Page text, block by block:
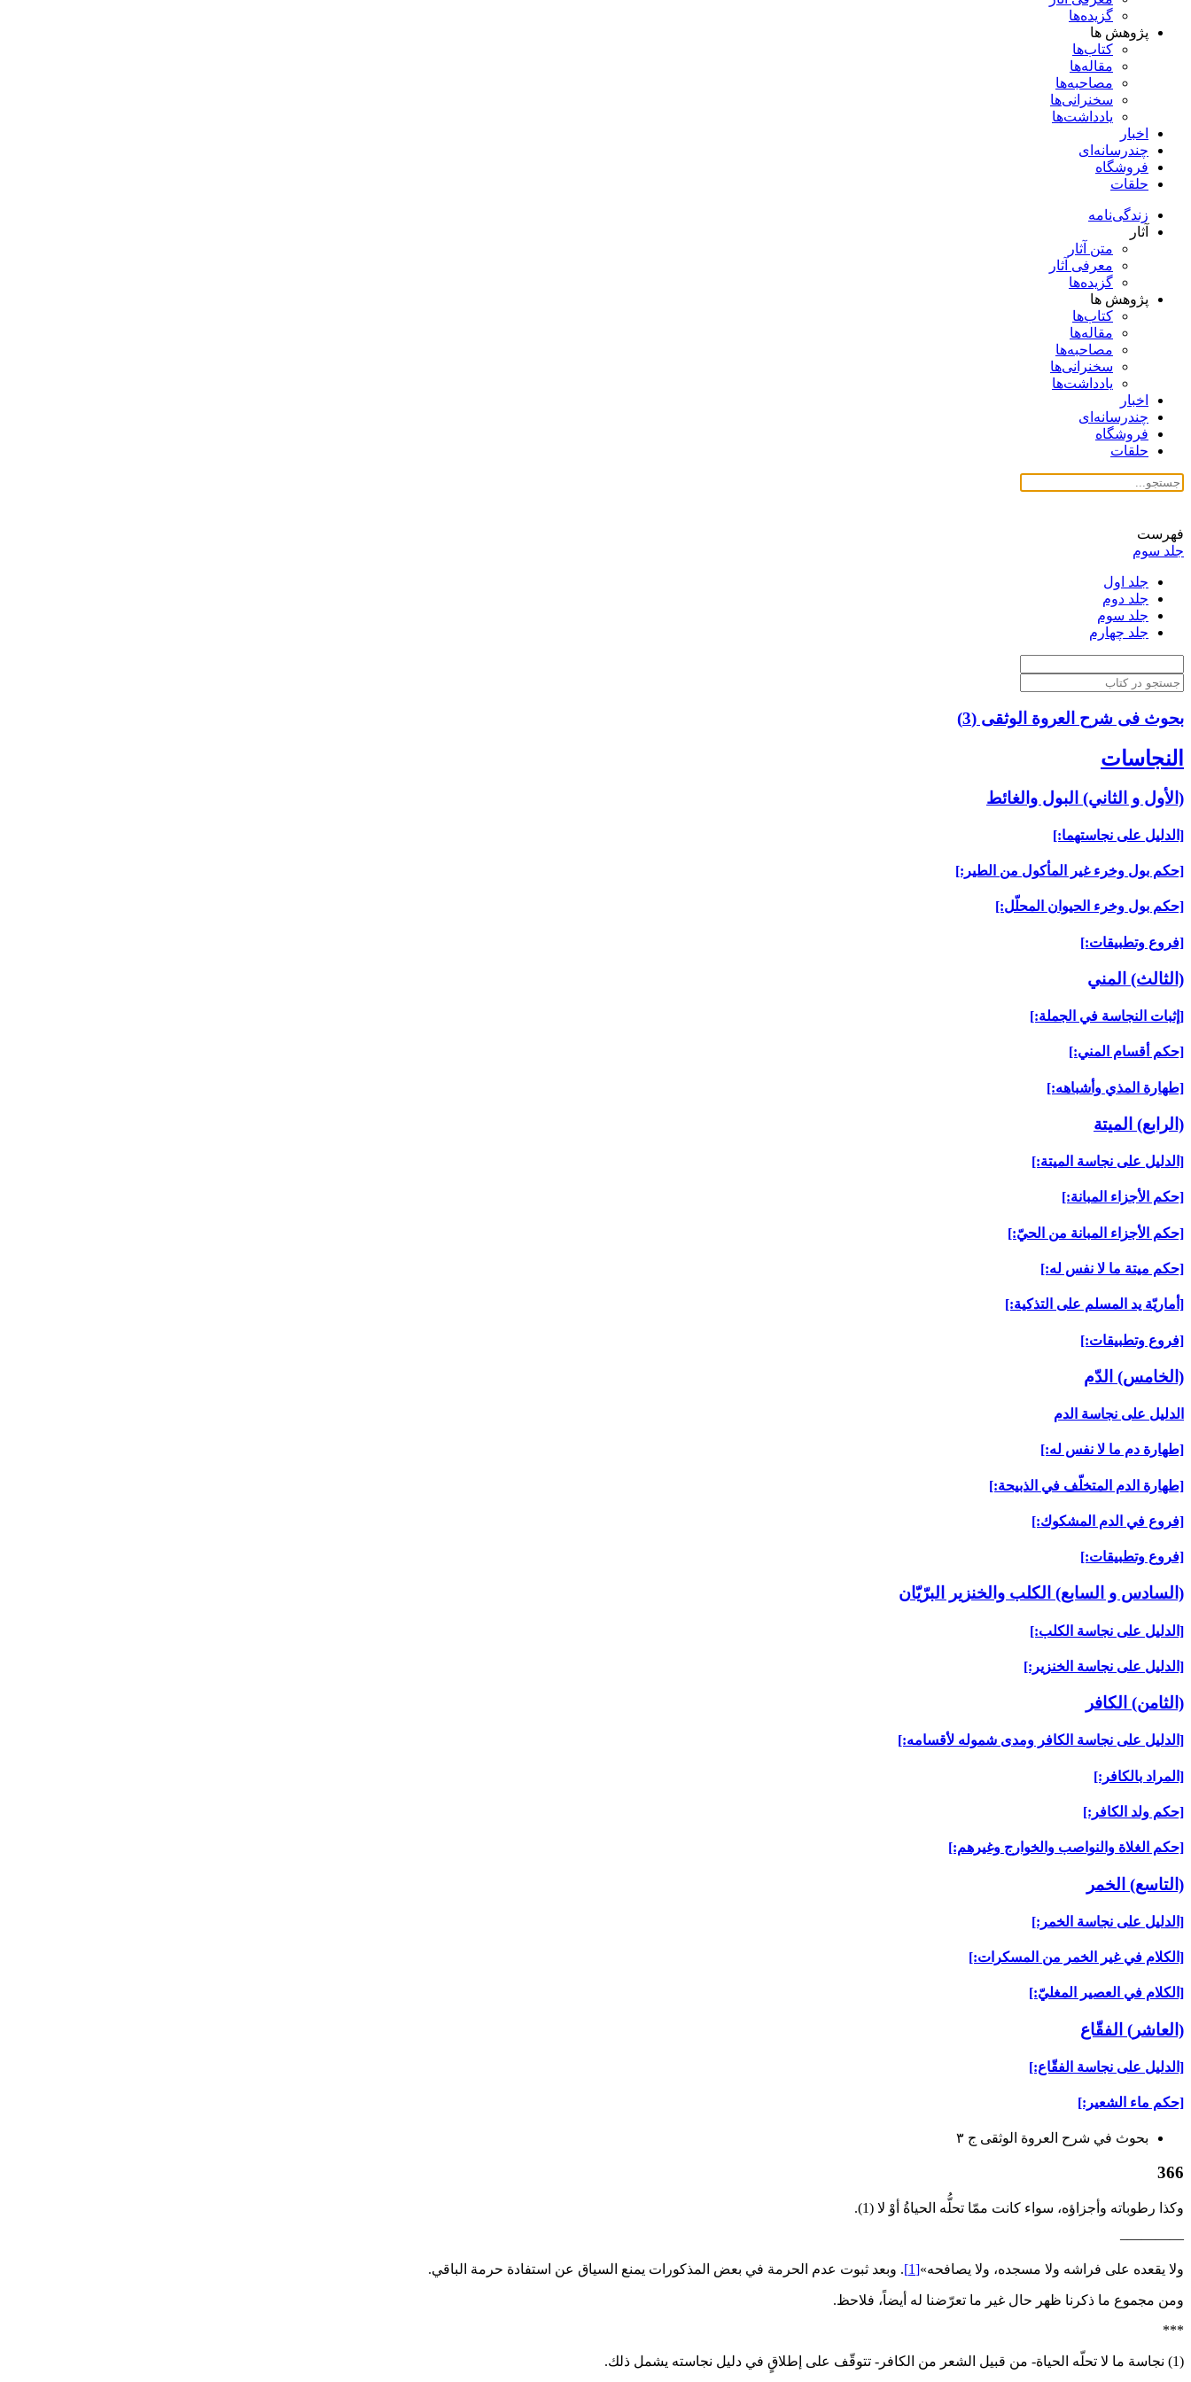
گزیده‌ها
پژوهش ها
کتاب‌ها
مقاله‌ها
مصاحبه‌ها
سخنرانی‌ها
یادداشت‌ها
اخبار
چندرسانه‌ای
فروشگاه
حلقات
زندگی‌نامه
آثار
متن آثار
معرفی آثار
گزیده‌ها
پژوهش ها
کتاب‌ها
مقاله‌ها
مصاحبه‌ها
سخنرانی‌ها
یادداشت‌ها
اخبار
چندرسانه‌ای
فروشگاه
حلقات
فهرست
جلد سوم
جلد اول
جلد دوم
جلد سوم
جلد چهارم
بحوث فی شرح العروة الوثقی (3)
النجاسات‏
(الأول و الثاني) البول والغائط
[الدليل على نجاستهما:]
[حكم بول وخرء غير المأكول من الطير:]
[حكم بول وخرء الحيوان المحلّل:]
[فروع وتطبيقات:]
(الثالث) المني‏
[إثبات النجاسة في الجملة:]
[حكم أقسام المني:]
[طهارة المذي وأشباهه:]
(الرابع) الميتة
[الدليل على نجاسة الميتة:]
[حكم الأجزاء المبانة:]
[حكم الأجزاء المبانة من الحيّ:]
[حكم ميتة ما لا نفس له:]
[أماريّة يد المسلم على التذكية:]
[فروع وتطبيقات:]
(الخامس) الدّم‏
الدليل على نجاسة الدم
[طهارة دم ما لا نفس له:]
[طهارة الدم المتخلّف في الذبيحة:]
[فروع في الدم المشكوك:]
[فروع وتطبيقات:]
(السادس و السابع) الكلب والخنزير البرّيّان‏
[الدليل على نجاسة الكلب:]
[الدليل على نجاسة الخنزير:]
(الثامن) الكافر
[الدليل على نجاسة الكافر ومدى شموله لأقسامه:]
[المراد بالكافر:]
[حكم ولد الكافر:]
[حكم الغلاة والنواصب والخوارج وغيرهم:]
(التاسع) الخمر
[الدليل على نجاسة الخمر:]
[الكلام في غير الخمر من المسكرات:]
[الكلام في العصير المغليّ:]
(العاشر) الفقّاع‏
[الدليل على نجاسة الفقّاع:]
[حكم ماء الشعير:]
بحوث في شرح العروة الوثقى ج ۳
366
وكذا رطوباته وأجزاؤه، سواء كانت ممّا تحلُّه الحياةُ أوْ لا (1).
————–
ولا يقعده على فراشه ولا مسجده، ولا يصافحه»[1] . وبعد ثبوت عدم الحرمة في بعض المذكورات يمنع السياق عن استفادة حرمة الباقي.
ومن مجموع ما ذكرنا ظهر حال غير ما تعرّضنا له أيضاً، فلاحظ.
***
(1) نجاسة ما لا تحلّه الحياة- من قبيل الشعر من الكافر- تتوقّف على إطلاقٍ في دليل نجاسته يشمل ذلك.